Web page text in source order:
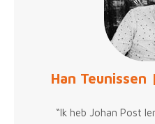
Han
“Ik heb Johan Post